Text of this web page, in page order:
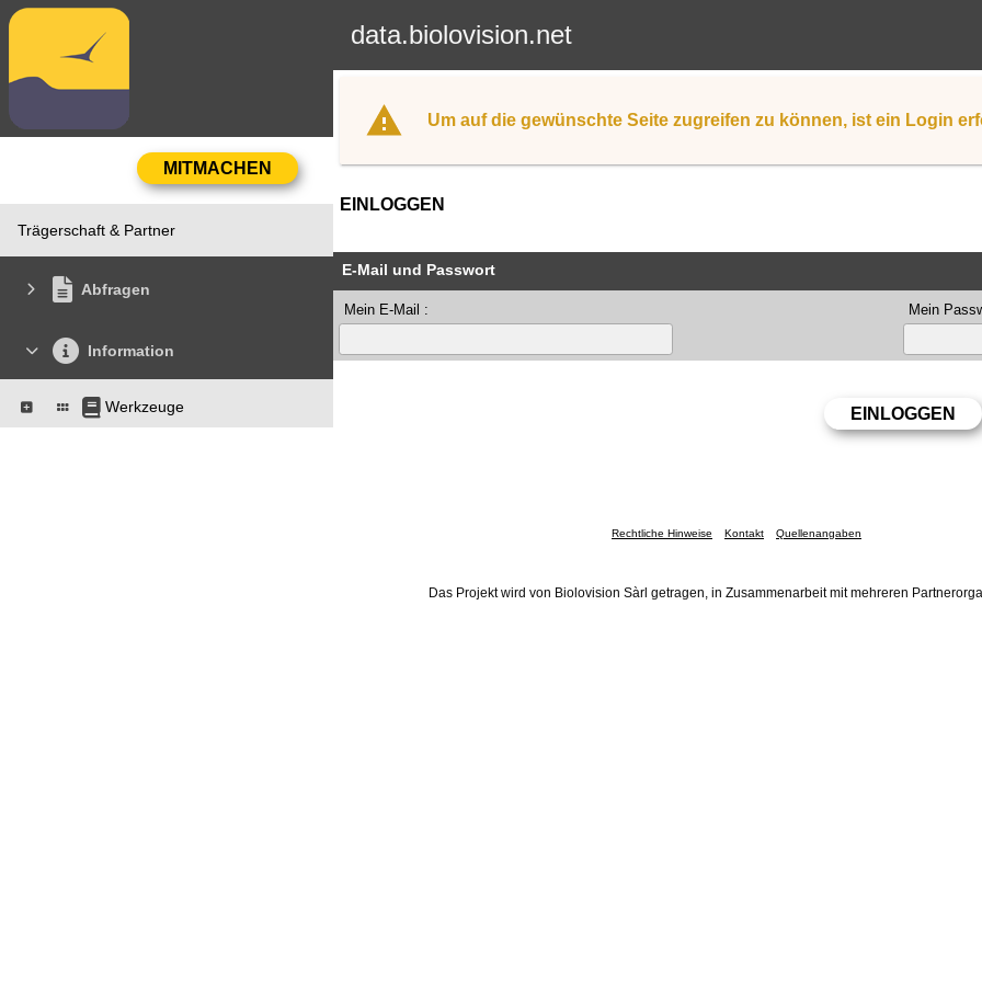
data.biolovision.net
Trägerschaft & Partner
Abfragen
Information
Werkzeuge
Um auf die gewünschte Seite zugreifen zu können, ist ein Login
EINLOGGEN
E-Mail und Passwort
Mein E-Mail : Mein
Rechtliche Hinweise Kontakt Quellenangaben
Das Projekt wird von Biolovision Sàrl getragen, in Zusammenarbeit mit mehreren